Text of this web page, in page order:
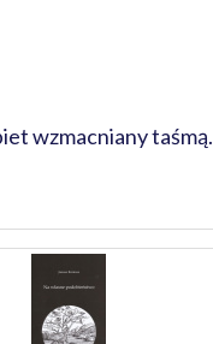
wzmacniany taśmą.